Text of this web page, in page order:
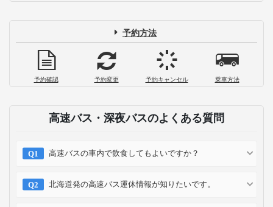
予約方法
予約確認 予約変更 予約キャンセル 乗車方法
高速バス・深夜バスのよくある質問
高速バスの車内で飲食してもよいですか？
北海道発の高速バス運休情報が知りたいです。